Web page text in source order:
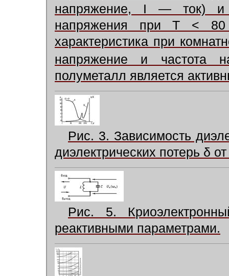
напряжение, I — ток) и
напряжения при Т < 80
характеристика при
напряжение и частота
полуметалл является
Рис. 3. Зависимость
диэлектрических потерь δ
Рис. 5.
реактивными параметрами.